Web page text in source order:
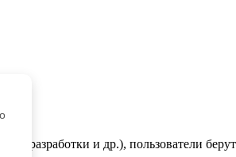
разработки и др.), пользователи